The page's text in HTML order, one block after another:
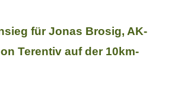
für Jonas Brosig, AK-
Terentiv auf der 10km-